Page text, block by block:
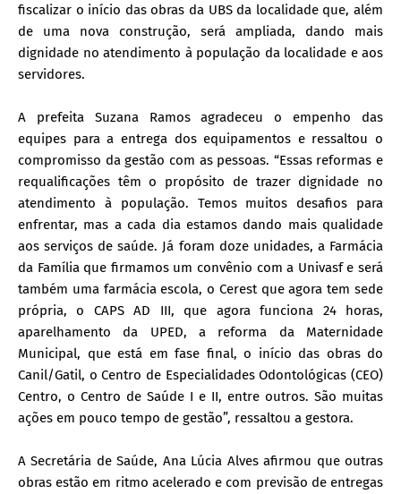
fiscalizar o início das obras da UBS da localidade que, além
de uma nova construção, será ampliada, dando mais
dignidade no atendimento à população da localidade e aos
servidores.
A prefeita Suzana Ramos agradeceu o empenho das
equipes para a entrega dos equipamentos e ressaltou o
compromisso da gestão com as pessoas. “Essas reformas e
requalificações têm o propósito de trazer dignidade no
atendimento à população. Temos muitos desafios para
enfrentar, mas a cada dia estamos dando mais qualidade
aos serviços de saúde. Já foram doze unidades, a Farmácia
da Família que firmamos um convênio com a Univasf e será
também uma farmácia escola, o Cerest que agora tem sede
própria, o CAPS AD III, que agora funciona 24 horas,
aparelhamento da UPED, a reforma da Maternidade
Municipal, que está em fase final, o início das obras do
Canil/Gatil, o Centro de Especialidades Odontológicas (CEO)
Centro, o Centro de Saúde I e II, entre outros. São muitas
ações em pouco tempo de gestão”, ressaltou a gestora.
A Secretária de Saúde, Ana Lúcia Alves afirmou que outras
obras estão em ritmo acelerado e com previsão de entregas